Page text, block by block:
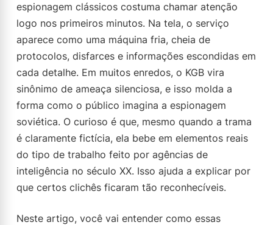
espionagem clássicos costuma chamar atenção
logo nos primeiros minutos. Na tela, o serviço
aparece como uma máquina fria, cheia de
protocolos, disfarces e informações escondidas em
cada detalhe. Em muitos enredos, o KGB vira
sinônimo de ameaça silenciosa, e isso molda a
forma como o público imagina a espionagem
soviética. O curioso é que, mesmo quando a trama
é claramente fictícia, ela bebe em elementos reais
do tipo de trabalho feito por agências de
inteligência no século XX. Isso ajuda a explicar por
que certos clichês ficaram tão reconhecíveis.
Neste artigo, você vai entender como essas